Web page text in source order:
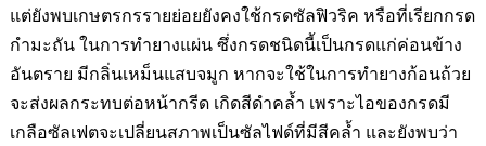
แต่ยังพบเกษตรกรรายย่อยยังคงใช้กรดซัลฟิวริค หรือที่เรียกกรด
กำมะถัน ในการทำยางแผ่น ซึ่งกรดชนิดนี้เป็นกรดแก่ค่อนข้าง
อันตราย มีกลิ่นเหม็นแสบจมูก หากจะใช้ในการทำยางก้อนถ้วย
จะส่งผลกระทบต่อหน้ากรีด เกิดสีดำคล้ำ เพราะไอของกรดมี
เกลือซัลเฟตจะเปลี่ยนสภาพเป็นซัลไฟด์ที่มีสีคล้ำ และยังพบว่า